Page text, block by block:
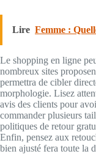
Lire Femme :
Le shopping en ligne
nombreux sites
permettra de cibler
morphologie. Lisez
avis des clients pour
commander plusieurs
politiques de retour
Enfin, pensez aux
bien ajusté fera toute la